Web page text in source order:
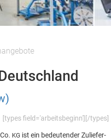
[types field='arbeitsbeginn'][/types]
KG ist ein bedeu­ten­der Zuliefer­